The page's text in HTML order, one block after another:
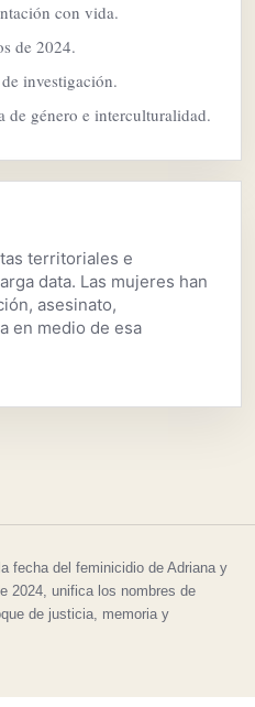
con vida.
de 2024.
investigación.
de género e interculturalidad.
territoriales e
data. Las mujeres han
asesinato,
en medio de esa
fecha del feminicidio de Adriana y
2024, unifica los nombres de
de justicia, memoria y